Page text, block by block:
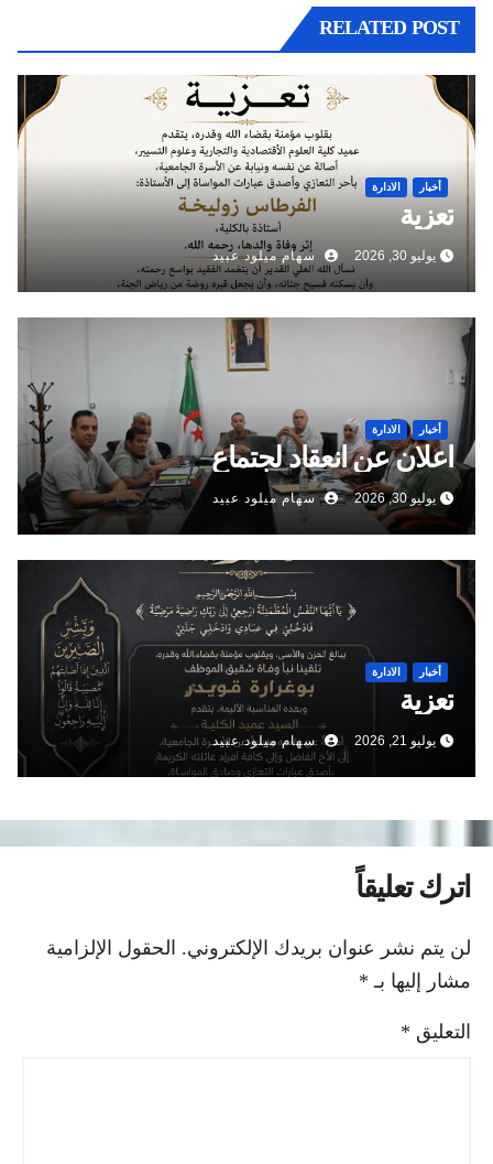
RELATED POST
أخبار الادارة
تعزية
يوليو 30, 2026 سهام ميلود عبيد
أخبار الادارة
اعلان عن انعقاد لجتماع
يوليو 30, 2026 سهام ميلود عبيد
أخبار الادارة
تعزية
يوليو 21, 2026 سهام ميلود عبيد
اترك تعليقاً
لن يتم نشر عنوان بريدك الإلكتروني. الحقول الإلزامية
مشار إليها بـ *
التعليق*